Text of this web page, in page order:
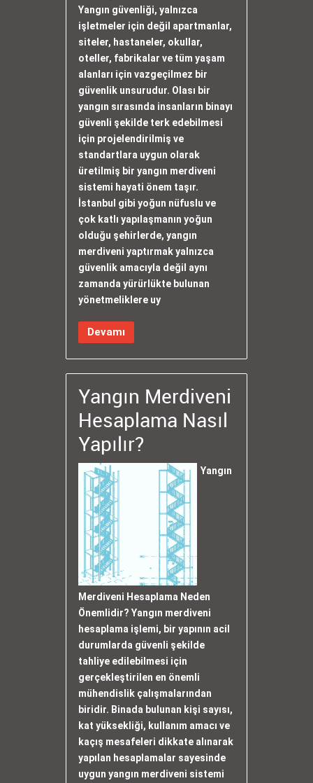
Yangın güvenliği, yalnızca
işletmeler için değil apartmanlar,
siteler, hastaneler, okullar,
oteller, fabrikalar ve tüm yaşam
alanları için vazgeçilmez bir
güvenlik unsurudur. Olası bir
yangın sırasında insanların binayı
güvenli şekilde terk edebilmesi
için projelendirilmiş ve
standartlara uygun olarak
üretilmiş bir yangın merdiveni
sistemi hayati önem taşır.
İstanbul gibi yoğun nüfuslu ve
çok katlı yapılaşmanın yoğun
olduğu şehirlerde, yangın
merdiveni yaptırmak yalnızca
güvenlik amacıyla değil aynı
zamanda yürürlükte bulunan
yönetmeliklere uy
Devamı
Yangın Merdiveni
Hesaplama Nasıl
Yapılır?
Yangın
Merdiveni Hesaplama Neden
Önemlidir? Yangın merdiveni
hesaplama işlemi, bir yapının acil
durumlarda güvenli şekilde
tahliye edilebilmesi için
gerçekleştirilen en önemli
mühendislik çalışmalarından
biridir. Binada bulunan kişi sayısı,
kat yüksekliği, kullanım amacı ve
kaçış mesafeleri dikkate alınarak
yapılan hesaplamalar sayesinde
uygun yangın merdiveni sistemi